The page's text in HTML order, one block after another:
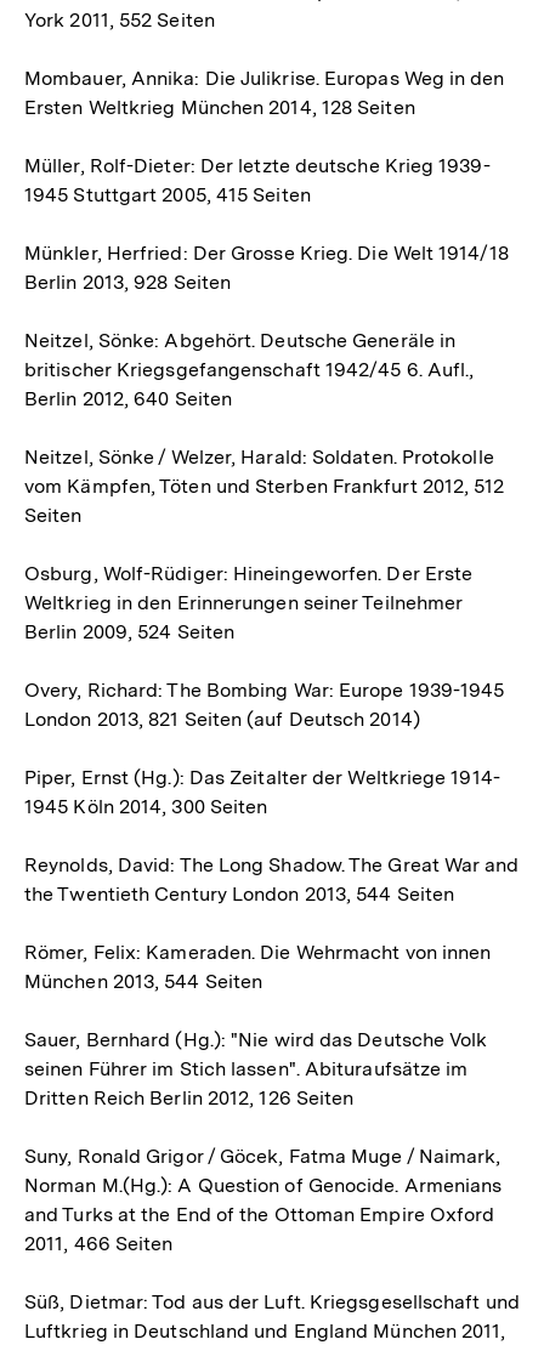
York 2011, 552 Seiten
Mombauer, Annika: Die Julikrise. Europas Weg in den
Ersten Weltkrieg München 2014, 128 Seiten
Müller, Rolf-Dieter: Der letzte deutsche Krieg 1939-
1945 Stuttgart 2005, 415 Seiten
Münkler, Herfried: Der Grosse Krieg. Die Welt 1914/18
Berlin 2013, 928 Seiten
Neitzel, Sönke: Abgehört. Deutsche Generäle in
britischer Kriegsgefangenschaft 1942/45 6. Aufl.,
Berlin 2012, 640 Seiten
Neitzel, Sönke / Welzer, Harald: Soldaten. Protokolle
vom Kämpfen, Töten und Sterben Frankfurt 2012, 512
Seiten
Osburg, Wolf-Rüdiger: Hineingeworfen. Der Erste
Weltkrieg in den Erinnerungen seiner Teilnehmer
Berlin 2009, 524 Seiten
Overy, Richard: The Bombing War: Europe 1939-1945
London 2013, 821 Seiten (auf Deutsch 2014)
Piper, Ernst (Hg.): Das Zeitalter der Weltkriege 1914-
1945 Köln 2014, 300 Seiten
Reynolds, David: The Long Shadow. The Great War and
the Twentieth Century London 2013, 544 Seiten
Römer, Felix: Kameraden. Die Wehrmacht von innen
München 2013, 544 Seiten
Sauer, Bernhard (Hg.): "Nie wird das Deutsche Volk
seinen Führer im Stich lassen". Abituraufsätze im
Dritten Reich Berlin 2012, 126 Seiten
Suny, Ronald Grigor / Göcek, Fatma Muge / Naimark,
Norman M.(Hg.): A Question of Genocide. Armenians
and Turks at the End of the Ottoman Empire Oxford
2011, 466 Seiten
Süß, Dietmar: Tod aus der Luft. Kriegsgesellschaft und
Luftkrieg in Deutschland und England München 2011,